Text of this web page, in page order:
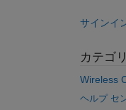
サインイ
カテゴリ
Wireless
ヘルプ セ